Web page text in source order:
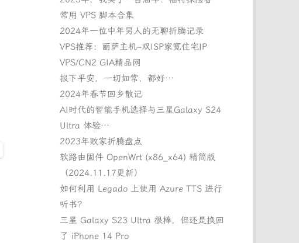
常用 VPS 脚本合集
2024年一位中年男人的无聊折腾记录
VPS推荐：丽萨主机–双ISP家宽住宅IP
VPS/CN2 GIA精品网
报下平安，一切如常，都好…
2024年春节回乡散记
AI时代的智能手机选择与三星Galaxy S24
Ultra 体验…
2023年败家折腾盘点
软路由固件 OpenWrt (x86_x64) 精简版
（2024.11.17更新）
如何利用 Legado 上使用 Azure TTS 进行
听书？
三星 Galaxy S23 Ultra 很棒，但还是换回
了 iPhone 14 Pro